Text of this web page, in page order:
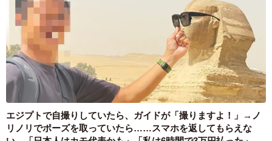
エジプトで自撮りしていたら、ガイドが「撮りますよ！」→ノ
リノリでポーズを取っていたら……スマホを返してもらえな